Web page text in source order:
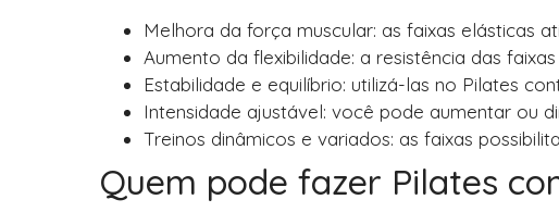
Melhora da força muscular: as faixas elásticas
Aumento da flexibilidade: a resistência das
Estabilidade e equilíbrio: utilizá-las no Pilates
Intensidade ajustável: você pode aumentar ou
Treinos dinâmicos e variados: as faixas
Quem pode fazer Pilates